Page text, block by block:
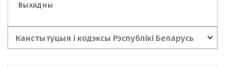
Выхадны
Канстытуцыя i кодэксы Рэспублiкi Беларусь